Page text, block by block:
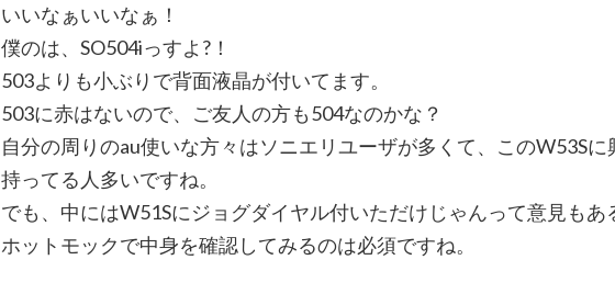
いいなぁいいなぁ！
僕のは、SO504iっすよ?！
503よりも小ぶりで背面液晶が付いてます。
503に赤はないので、ご友人の方も504なのかな？
自分の周りのau使いな方々はソニエリユーザが多くて、このW53Sに
持ってる人多いですね。
でも、中にはW51Sにジョグダイヤル付いただけじゃんって意見もあ
ホットモックで中身を確認してみるのは必須ですね。